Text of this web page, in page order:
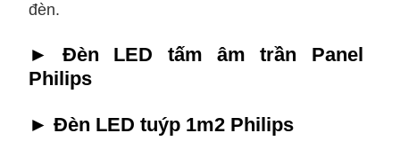
đèn.
►
Đèn LED tấm âm trần Panel
Philips
► Đèn LED tuýp 1m2 Philips